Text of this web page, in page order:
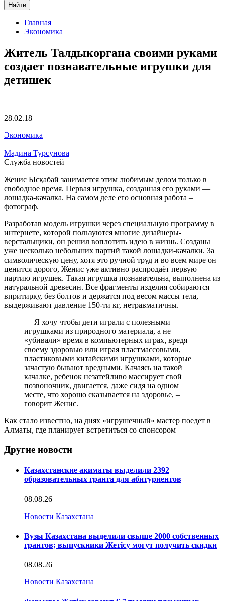
Найти
Главная
Экономика
Житель Талдыкоргана своими руками
создает познавательные игрушки для
детишек
28.02.18
Экономика
Мадина Турсунова
Служба новостей
Женис Ысқабай занимается этим любимым делом только в
свободное время. Первая игрушка, созданная его руками —
лошадка-качалка. На самом деле его основная работа –
фотограф.
Разработав модель игрушки через специальную программу в
интернете, которой пользуются многие дизайнеры-
верстальщики, он решил воплотить идею в жизнь. Созданы
уже несколько небольших партий такой лошадки-качалки. За
символическую цену, хотя это ручной труд и во всем мире он
ценится дорого, Женис уже активно распродаёт первую
партию игрушек. Такая игрушка познавательна, выполнена из
натуральной древесин. Все фрагменты изделия собираются
впритирку, без болтов и держатся под весом массы тела,
выдерживают давление 150-ти кг, нетравматичны.
— Я хочу чтобы дети играли с полезными
игрушками из природного материала, а не
«убивали» время в компьютерных играх, вредя
своему здоровью или играя пластмассовыми,
пластиковыми китайскими игрушками, которые
зачастую бывают вредными. Качаясь на такой
качалке, ребенок незатейливо массирует свой
позвоночник, двигается, даже сидя на одном
месте, что хорошо сказывается на здоровье, –
говорит Женис.
Как стало известно, на днях «игрушечный» мастер поедет в
Алматы, где планирует встретиться со спонсором
Другие новости
Казахстанские акиматы выделили 2392
образовательных гранта для абитуриентов
08.08.26
Новости Казахстана
Вузы Казахстана выделили свыше 2000 собственных
грантов; выпускники Жетісу могут получить скидки
08.08.26
Новости Казахстана